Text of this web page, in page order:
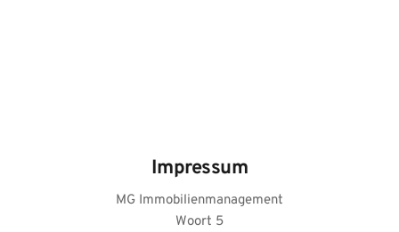
Impressum
MG Immobilienmanagement
Woort 5